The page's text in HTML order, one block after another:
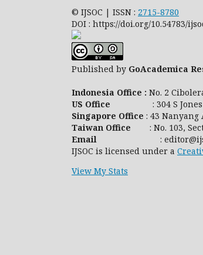
© IJSOC | ISSN : 2715-8780
DOI : https://doi.org/10.54783/
Published by GoAcademica
Indonesia Office : No. 2
US Office
: 304 S Jones
Singapore Office : 43 Nanyang
Taiwan Office : No. 103,
Email
:
IJSOC is licensed under a
View My Stats